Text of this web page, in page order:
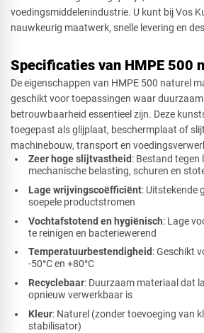
voedingsmiddelenindustrie. U kunt bij Vos
nauwkeurig maatwerk, snelle levering en
Specificaties van HMPE 500
De eigenschappen van HMPE 500 naturel
geschikt voor toepassingen waar
betrouwbaarheid essentieel zijn. Deze
toegepast als glijplaat, beschermplaat of
machinebouw, transport en
Zeer hoge slijtvastheid: Bestand tegen
mechanische belasting, schuren en
Lage wrijvingscoëfficiënt: Uitstekende
soepele productstromen
Vochtafstotend en hygiënisch: Lage
te reinigen en bacteriewerend
Temperatuurbestendigheid: Geschikt
-50°C en +80°C
Recyclebaar: Duurzaam materiaal dat
opnieuw verwerkbaar is
Kleur: Naturel (zonder toevoeging van
stabilisator)